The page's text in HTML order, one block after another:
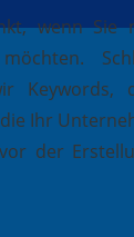
wenn
Keywords,
Ihr
der